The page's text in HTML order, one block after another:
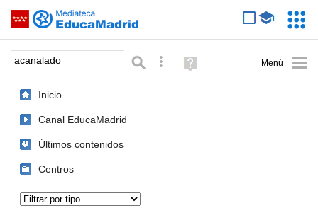
Saltar navegación
Palabra o frase: Búsqueda avanzada
Ayuda
(en
Inicio
Canal EducaMadrid
Últimos contenidos
Centros